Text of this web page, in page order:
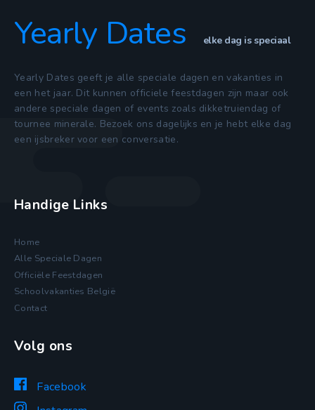
Yearly Dates elke dag is speciaal
Yearly Dates geeft je alle speciale dagen en vakanties in
een het jaar. Dit kunnen officiele feestdagen zijn maar ook
andere speciale dagen of events zoals dikketruiendag of
tournee minerale. Bezoek ons dagelijks en je hebt elke dag
een ijsbreker voor een conversatie.
Handige Links
Home
Alle Speciale Dagen
Officiële Feestdagen
Schoolvakanties België
Contact
Volg ons
Facebook